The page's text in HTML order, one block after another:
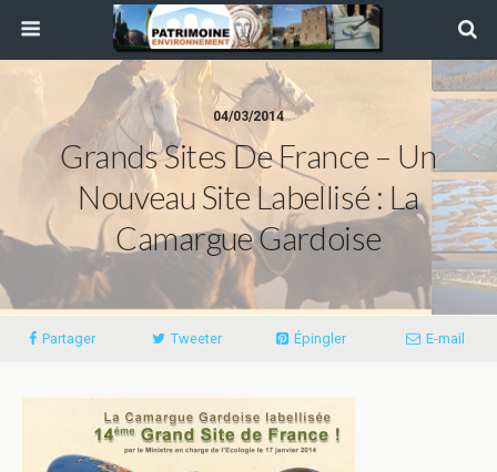
04/03/2014
Grands Sites De France – Un
Nouveau Site Labellisé : La
Camargue Gardoise
Partager Tweeter Épingler E-mail